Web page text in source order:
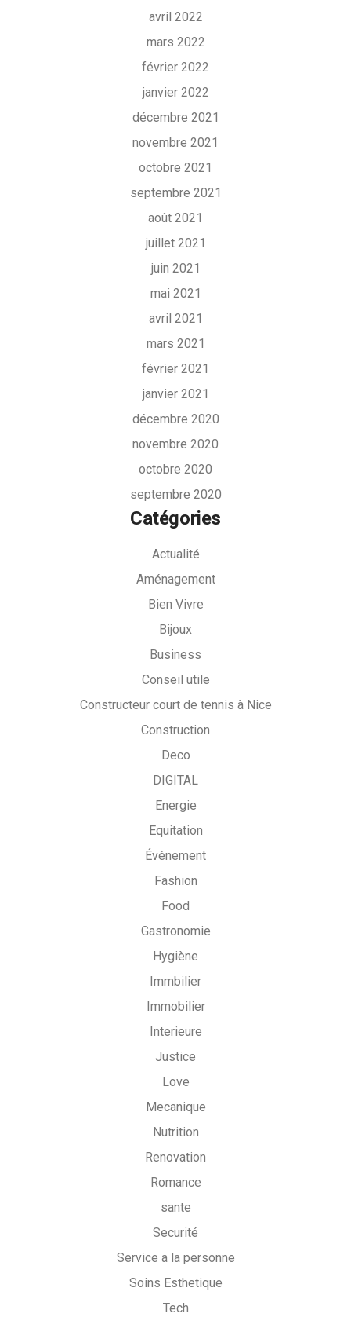
avril 2022
mars 2022
février 2022
janvier 2022
décembre 2021
novembre 2021
octobre 2021
septembre 2021
août 2021
juillet 2021
juin 2021
mai 2021
avril 2021
mars 2021
février 2021
janvier 2021
décembre 2020
novembre 2020
octobre 2020
septembre 2020
Catégories
Actualité
Aménagement
Bien Vivre
Bijoux
Business
Conseil utile
Constructeur court de tennis à Nice
Construction
Deco
DIGITAL
Energie
Equitation
Événement
Fashion
Food
Gastronomie
Hygiène
Immbilier
Immobilier
Interieure
Justice
Love
Mecanique
Nutrition
Renovation
Romance
sante
Securité
Service a la personne
Soins Esthetique
Tech